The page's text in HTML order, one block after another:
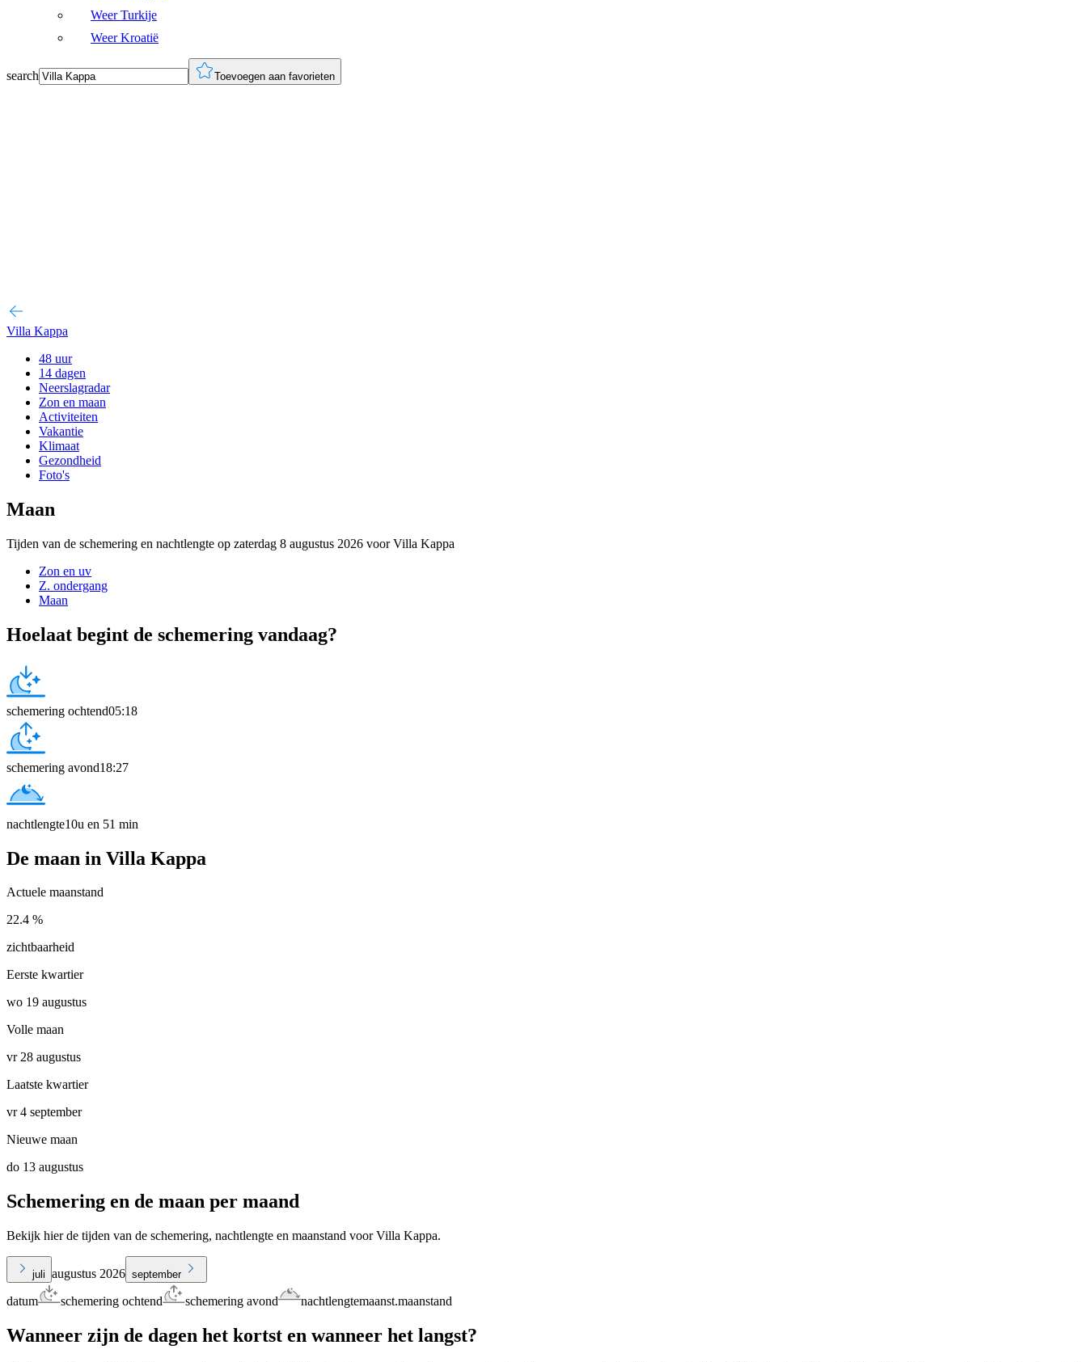
Weer Turkije
Weer Kroatië
search Toevoegen aan favorieten
Villa Kappa
48 uur
14 dagen
Neerslagradar
Zon en maan
Activiteiten
Vakantie
Klimaat
Gezondheid
Foto's
Maan
Tijden van de schemering en nachtlengte op zaterdag 8 augustus 2026 voor Villa Kappa
Zon en uv
Z. ondergang
Maan
Hoelaat begint de schemering vandaag?
schemering ochtend05:18
schemering avond18:27
nachtlengte10u en 51 min
De maan in Villa Kappa
Actuele maanstand
22.4 %
zichtbaarheid
Eerste kwartier
wo 19 augustus
Volle maan
vr 28 augustus
Laatste kwartier
vr 4 september
Nieuwe maan
do 13 augustus
Schemering en de maan per maand
Bekijk hier de tijden van de schemering, nachtlengte en maanstand voor Villa Kappa.
juli augustus 2026 september
datum schemering ochtend schemering avond nachtlengtemaanst.maanstand
Wanneer zijn de dagen het kortst en wanneer het langst?